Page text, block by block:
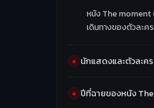
หนัง The moment
เดินทางของตัวละค
นักแสดงและตัวละค
ปีที่ฉายของหนัง The